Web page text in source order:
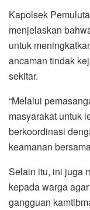
Kapolsek
menjelaskan
untuk
ancaman tindak
sekitar.
“Melalui
masyarakat untuk
berkoordinasi
keamanan
Selain itu, ini juga
kepada warga
gangguan